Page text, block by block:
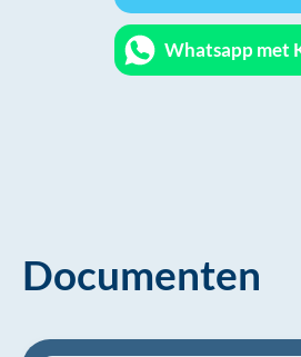
Whatsapp met
Documenten